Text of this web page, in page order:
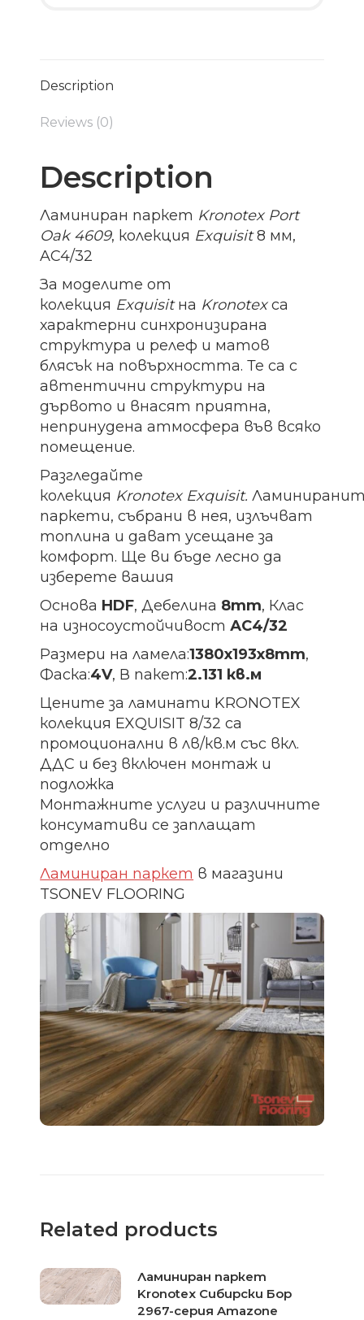
Description
Reviews (0)
Description
Ламиниран паркет Kronotex Port
Oak 4609, колекция Exquisit8 мм,
AC4/32
За моделите от
колекция Exquisitна Kronotexса
характерни синхронизирана
структура и релеф и матов
блясък на повърхността. Те са с
автентични структури на
дървото и внасят приятна,
непринудена атмосфера във всяко
помещение.
Разгледайте
колекция Kronotex Exquisit.
паркети, събрани в нея, излъчват
топлина и дават усещане за
комфорт. Ще ви бъде лесно да
изберете вашия
Основа HDF, Дебелина 8mm, Клас
на износоустойчивостАС4/32
Размери на ламела:1380х193х8mm,
Фаска:4V, В пакет:2.131 кв.м
Цените за ламинати KRONOTEX
колекция EXQUISIT 8/32 са
промоционални в лв/кв.м със вкл.
ДДС и без включен монтаж и
подложка
Монтажните услуги и различните
консумативи се заплащат
отделно
Ламиниран паркет в магазини
TSONEV FLOORING
Related products
Ламиниран паркет
Kronotex Сибирски Бор
2967-серия Amazone